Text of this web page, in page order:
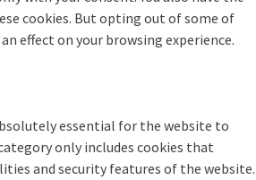
cookies. But opting out of some of
effect on your browsing experience.
essential for the website to
only includes cookies that
and security features of the website.